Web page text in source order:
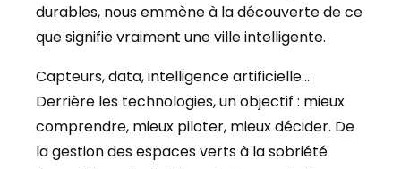
durables, nous emmène à la découverte de ce
que signifie vraiment une ville intelligente.
Capteurs, data, intelligence artificielle…
Derrière les technologies, un objectif : mieux
comprendre, mieux piloter, mieux décider. De
la gestion des espaces verts à la sobriété